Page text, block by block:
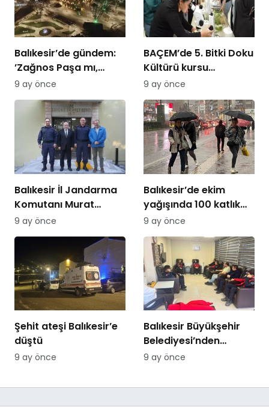
Balıkesir’de gündem:
’Zağnos Paşa mı,
İsmet Paşa mı
9 ay önce
BAÇEM’de 5. Bitki Doku
Kültürü kursu
tamamlandı
9 ay önce
Balıkesir İl Jandarma
Komutanı Murat
Özer’den Edremit
Ticaret Odasına
9 ay önce
Balıkesir’de ekim
yağışında 100 katlık
artış
9 ay önce
Şehit ateşi Balıkesir’e
düştü
9 ay önce
Balıkesir Büyükşehir
Belediyesi’nden
itfaiyecilere psikolojik
9 ay önce